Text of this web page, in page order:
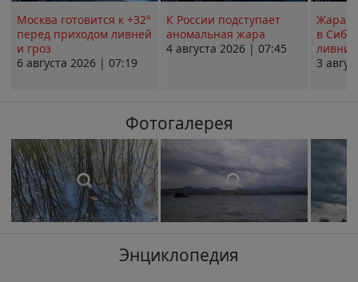
Москва готовится к +32°
перед приходом ливней
и гроз
6 августа 2026 | 07:19
К России подступает
аномальная жара
4 августа 2026 | 07:45
Жара в
в
ливни
3
Фотогалерея
Энциклопедия